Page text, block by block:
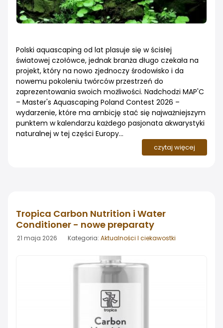
Polski aquascaping od lat plasuje się w ścisłej
światowej czołówce, jednak branża długo czekała na
projekt, który na nowo zjednoczy środowisko i da
nowemu pokoleniu twórców przestrzeń do
zaprezentowania swoich możliwości. Nadchodzi MAP'C
– Master's Aquascaping Poland Contest 2026 –
wydarzenie, które ma ambicję stać się najważniejszym
punktem w kalendarzu każdego pasjonata akwarystyki
naturalnej w tej części Europy...
czytaj więcej
Tropica Carbon Nutrition i Water
Conditioner - nowe preparaty
21 maja 2026 Kategoria: Aktualności I ciekawostki